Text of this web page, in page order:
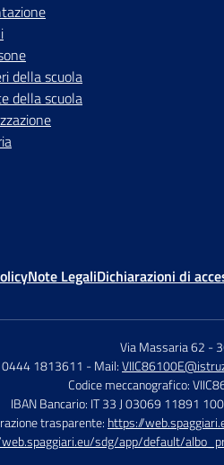
della scuola
della scuola
Note LegaliDichiarazioni di
Via Massaria 62 -
0444 1813611 - Mail:
Codice meccanografico:
IBAN Bancario: IT 33 J 03069 11891
trasparente: https://
sdg/app/default/